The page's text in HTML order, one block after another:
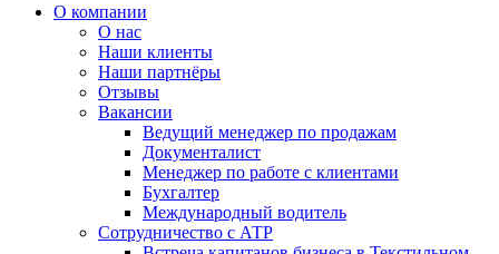
О компании
О нас
Наши клиенты
Наши партнёры
Отзывы
Вакансии
Ведущий менеджер по продажам
Документалист
Менеджер по работе с клиентами
Бухгалтер
Международный водитель
Сотрудничество с АТР